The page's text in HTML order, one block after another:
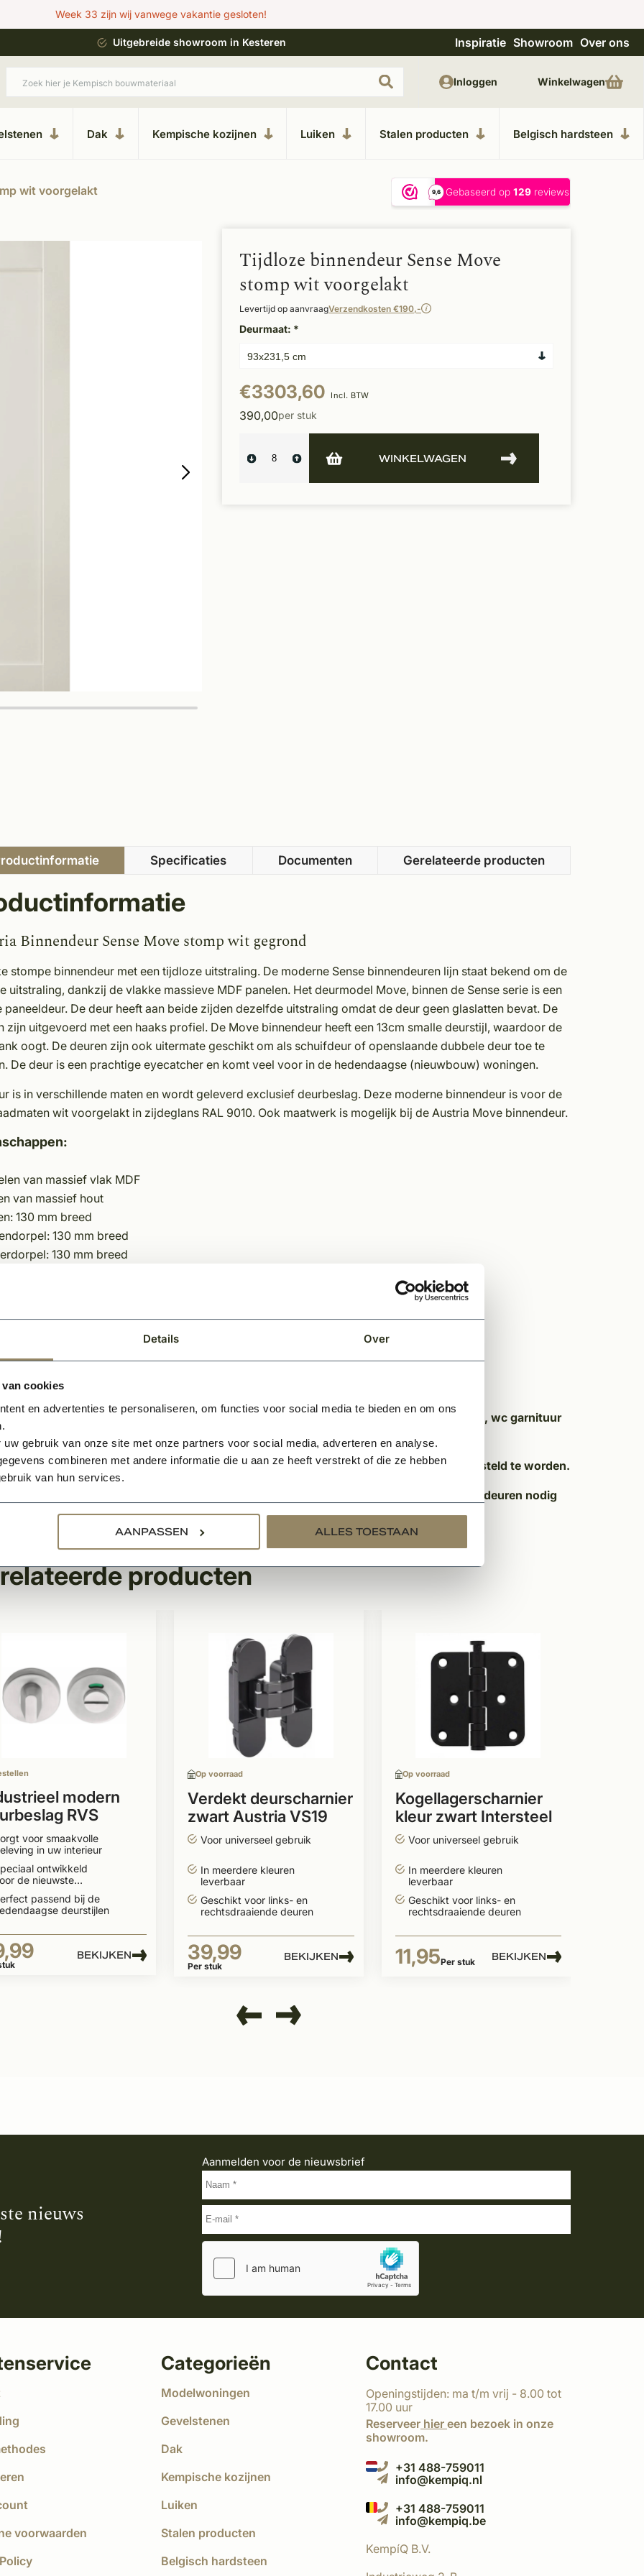
Details Over
cookies
en advertenties te personaliseren, om functies voor social media te bieden en om ons
gebruik van onze site met onze partners voor social media, adverteren en analyse.
combineren met andere informatie die u aan ze heeft verstrekt of die ze hebben
van hun services.
AANPASSEN ALLES TOESTAAN
Week 33 zijn wij vanwege vakantie gesloten!
Uitgebreide showroom in Kesteren Unieke materialen in kempische bouwstijl
Inspiratie Showroom Over ons
Dak Kempische kozijnen Luiken Stalen producten Belgisch hardsteen
Inloggen Winkelwagen
wit voorgelakt
Tijdloze binnendeur Sense Move
stomp wit voorgelakt
Levertijd op aanvraagVerzendkosten €190,-
Deurmaat: *
€3303,60 Incl. BTW
390,00per stuk
WINKELWAGEN
Specificaties Documenten Gerelateerde producten
Binnendeur Sense Move stomp wit gegrond
stompe binnendeur met een tijdloze uitstraling. De moderne Sense binnendeuren lijn staat bekend om de
uitstraling, dankzij de vlakke massieve MDF panelen. Het deurmodel Move, binnen de Sense serie is een
paneeldeur. De deur heeft aan beide zijden dezelfde uitstraling omdat de deur geen glaslatten bevat. De
zijn uitgevoerd met een haaks profiel. De Move binnendeur heeft een 13cm smalle deurstijl, waardoor de
oogt. De deuren zijn ook uitermate geschikt om als schuifdeur of openslaande dubbele deur toe te
De deur is een prachtige eyecatcher en komt veel voor in de hedendaagse (nieuwbouw) woningen.
is in verschillende maten en wordt geleverd exclusief deurbeslag. Deze moderne binnendeur is voor de
wit voorgelakt in zijdeglans RAL 9010. Ook maatwerk is mogelijk bij de Austria Move binnendeur.
van massief vlak MDF
van massief hout
130 mm breed
130 mm breed
130 mm breed
is standaard voorzien van een slotgat maar niet van gaten voor een deurkruk, wc garnituur
wordt geleverd exclusief hang & sluitwerk. Scharnieren en sloten dienen los bijbesteld te worden.
uw deur(en) gemonteerd hebben, of een offerte op maat ontvangen omdat u meerdere deuren nodig
Vraag dan een offerte aan via de button en ontvang binnen 1 dag reactie.
producten
modern
RVS
rond
voor smaakvolle
in uw interieur
ontwikkeld
de nieuwste
passend bij de
deurstijlen
BEKIJKEN
Op voorraad
Verdekt deurscharnier
zwart Austria VS19
Swing
Voor universeel gebruik
In meerdere kleuren
leverbaar
Geschikt voor links- en
rechtsdraaiende deuren
39,99
Per stuk
BEKIJKEN
Op voorraad
Kogellagerscharnier
kleur zwart Intersteel
76x76
Voor universeel gebruik
In meerdere kleuren
leverbaar
Geschikt voor links- en
rechtsdraaiende deuren
11,95Per stuk BEKIJKEN
nieuws
Aanmelden voor de nieuwsbrief
voorwaarden
Categorieën
Modelwoningen
Gevelstenen
Dak
Kempische kozijnen
Luiken
Stalen producten
Belgisch hardsteen
Contact
Openingstijden: ma t/m vrij - 8.00 tot
17.00 uur
Reserveer hier een bezoek in onze
showroom.
+31 488-759011
info@kempiq.nl
+31 488-759011
info@kempiq.be
KempíQ B.V.